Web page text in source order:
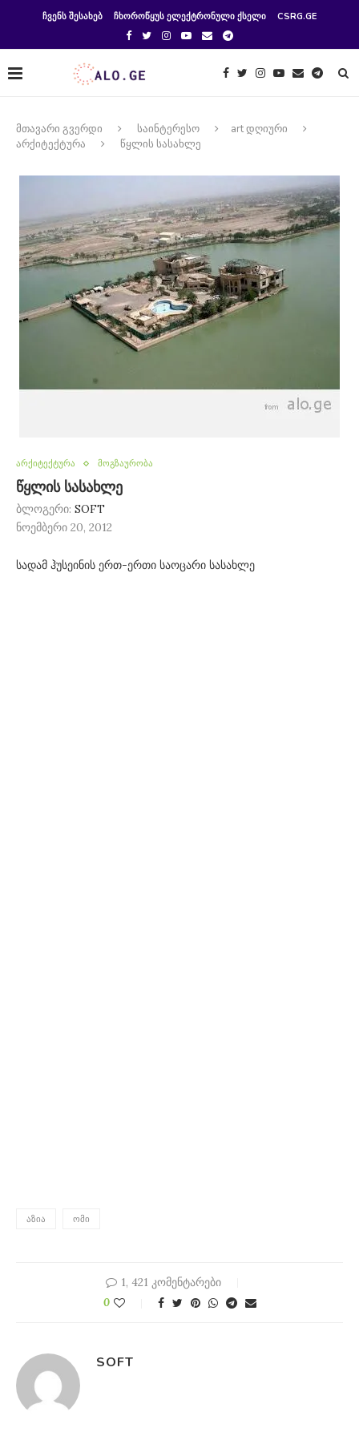
ᲩᲕᲔᲜᲡ ᲨᲔᲡᲐᲮᲔᲑ ᲩᲮᲝᲠᲝᲬᲧᲣᲡ ᲔᲚᲔᲥᲢᲠᲝᲜᲣᲚᲘ ᲥᲡᲔᲚᲘ CSRG.GE
მთავარი გვერდი საინტერესო
art დღიური
არქიტექტურა
წყლის სასახლე
არქიტექტურა მოგზაურობა
წყლის სასახლე
ბლოგერი: SOFT
ნოემბერი 20, 2012
სადამ ჰუსეინის ერთ-ერთი საოცარი სასახლე
ᲐᲖᲘᲐ ᲝᲛᲘ
1, 421 კომენტარები
0
SOFT